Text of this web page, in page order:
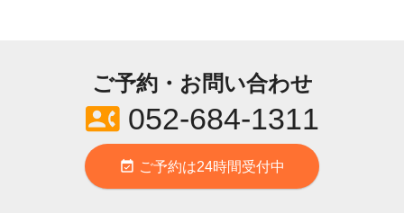
ご予約・お問い合わせ
contact_phone052-684-1311
event_available ご予約は24時間受付中